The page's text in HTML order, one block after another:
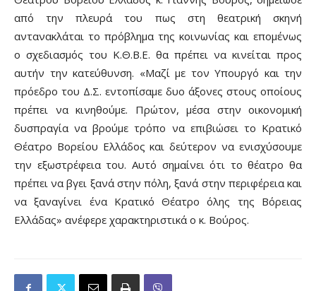
από την πλευρά του πως στη θεατρική σκηνή
αντανακλάται το πρόβλημα της κοινωνίας και επομένως
ο σχεδιασμός του Κ.Θ.Β.Ε. θα πρέπει να κινείται προς
αυτήν την κατεύθυνση. «Μαζί με τον Υπουργό και την
πρόεδρο του Δ.Σ. εντοπίσαμε δυο άξονες στους οποίους
πρέπει να κινηθούμε. Πρώτον, μέσα στην οικονομική
δυσπραγία να βρούμε τρόπο να επιβιώσει το Κρατικό
Θέατρο Βορείου Ελλάδος και δεύτερον να ενισχύσουμε
την εξωστρέφεια του. Αυτό σημαίνει ότι το θέατρο θα
πρέπει να βγει ξανά στην πόλη, ξανά στην περιφέρεια και
να ξαναγίνει ένα Κρατικό Θέατρο όλης της Βόρειας
Ελλάδας» ανέφερε χαρακτηριστικά ο κ. Βούρος.